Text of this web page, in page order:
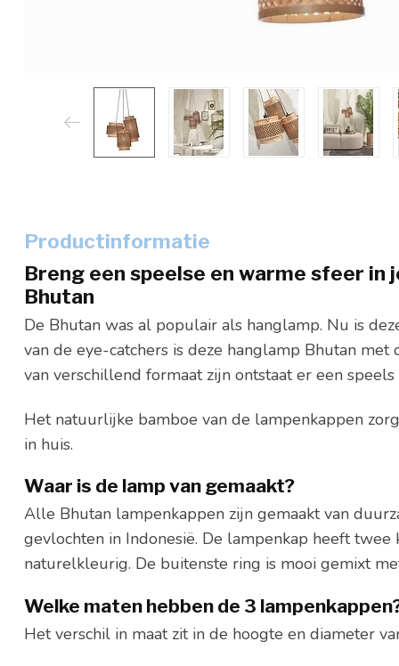
Productinformatie
Breng een speelse en warme sfeer in
Bhutan
De Bhutan was al populair als hanglamp. Nu is
van de eye-catchers is deze hanglamp Bhutan
van verschillend formaat zijn ontstaat er een
Het natuurlijke bamboe van de lampenkappen
in huis.
Waar is de lamp van gemaakt?
Alle Bhutan lampenkappen zijn gemaakt van
gevlochten in Indonesië. De lampenkap heeft
naturelkleurig. De buitenste ring is mooi gemixt
Welke maten hebben de 3
Het verschil in maat zit in de hoogte en diameter